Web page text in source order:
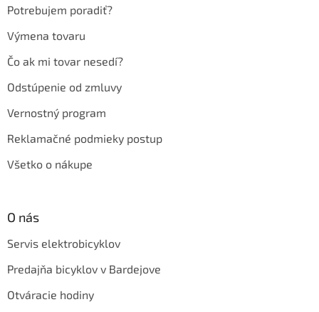
Potrebujem poradiť?
Výmena tovaru
Čo ak mi tovar nesedí?
Odstúpenie od zmluvy
Vernostný program
Reklamačné podmieky postup
Všetko o nákupe
O nás
Servis elektrobicyklov
Predajňa bicyklov v Bardejove
Otváracie hodiny